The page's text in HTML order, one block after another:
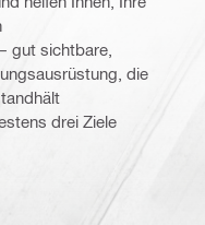
gut sichtbare,
die
drei Ziele